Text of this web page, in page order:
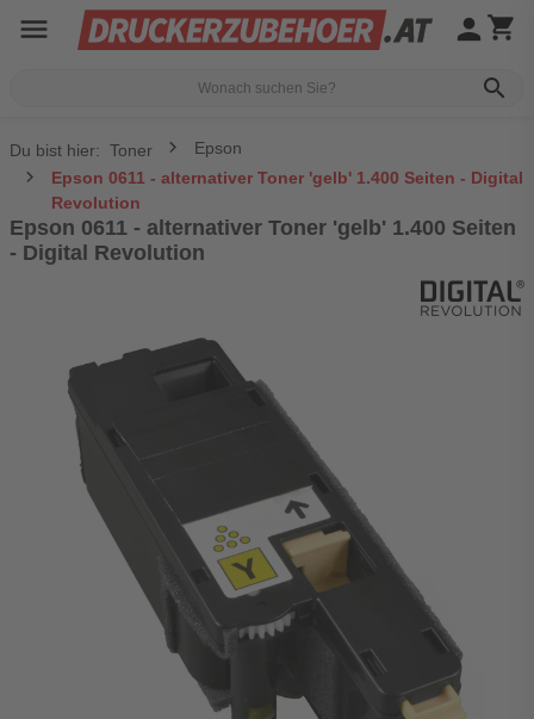
menu
search
person shopping_cart
Du bist hier: Toner
Epson
Epson 0611 - alternativer Toner 'gelb' 1.400 Seiten - Digital
Revolution
Epson 0611 - alternativer Toner 'gelb' 1.400 Seiten
- Digital Revolution